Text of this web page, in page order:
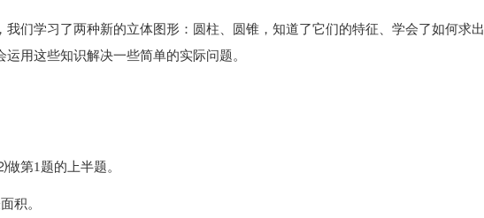
我们学习了两种新的立体图形：圆柱、圆锥，知道了它们的特征、学会了如何求出
用这些知识解决一些简单的实际问题。
第1题的上半题。
积。